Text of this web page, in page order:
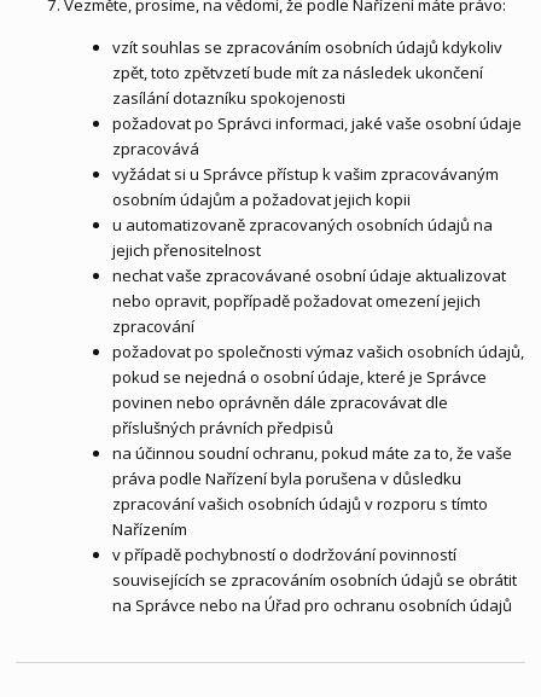
Vezměte, prosíme, na vědomí, že podle Nařízení máte právo:
vzít souhlas se zpracováním osobních údajů kdykoliv
zpět, toto zpětvzetí bude mít za následek ukončení
zasílání dotazníku spokojenosti
požadovat po Správci informaci, jaké vaše osobní údaje
zpracovává
vyžádat si u Správce přístup k vašim zpracovávaným
osobním údajům a požadovat jejich kopii
u automatizovaně zpracovaných osobních údajů na
jejich přenositelnost
nechat vaše zpracovávané osobní údaje aktualizovat
nebo opravit, popřípadě požadovat omezení jejich
zpracování
požadovat po společnosti výmaz vašich osobních údajů,
pokud se nejedná o osobní údaje, které je Správce
povinen nebo oprávněn dále zpracovávat dle
příslušných právních předpisů
na účinnou soudní ochranu, pokud máte za to, že vaše
práva podle Nařízení byla porušena v důsledku
zpracování vašich osobních údajů v rozporu s tímto
Nařízením
v případě pochybností o dodržování povinností
souvisejících se zpracováním osobních údajů se obrátit
na Správce nebo na Úřad pro ochranu osobních údajů